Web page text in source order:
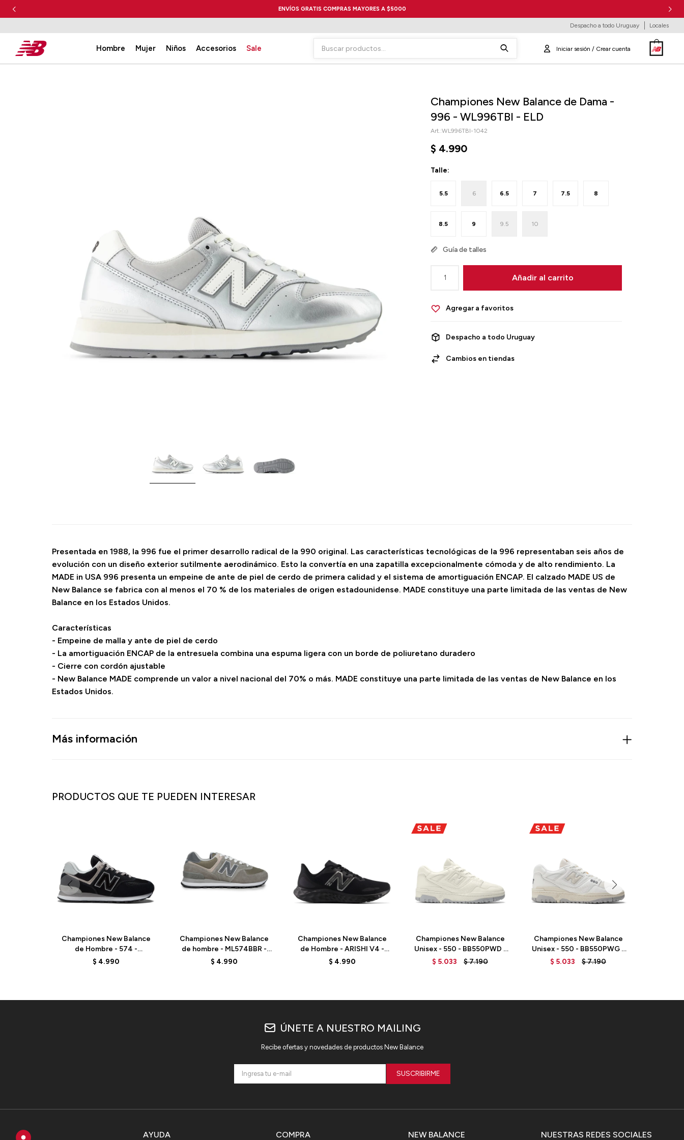
ENVÍOS GRATIS COMPRAS MAYORES A $5000
Hombre Mujer Niños Accesorios Sale
Despacho a todo Uruguay Locales
Championes New Balance de Dama -
996 - WL996TBI - ELD
WL996TBI-1042
$ 4.990
Talle:
5.5 6 6.5 7 7.5 8
8.5 9 9.5 10
Guía de talles
1 Añadir al carrito
Despacho a todo Uruguay
Cambios en tiendas
Presentada en 1988, la 996 fue el primer desarrollo radical de la 990 original. Las características tecnológicas de la 996 representaban seis años de
evolución con un diseño exterior sutilmente aerodinámico. Esto la convertía en una zapatilla excepcionalmente cómoda y de alto rendimiento. La
MADE in USA 996 presenta un empeine de ante de piel de cerdo de primera calidad y el sistema de amortiguación ENCAP. El calzado MADE US de
New Balance se fabrica con al menos el 70 % de los materiales de origen estadounidense. MADE constituye una parte limitada de las ventas de New
Balance en los Estados Unidos.
Características
- Empeine de malla y ante de piel de cerdo
- La amortiguación ENCAP de la entresuela combina una espuma ligera con un borde de poliuretano duradero
- Cierre con cordón ajustable
- New Balance MADE comprende un valor a nivel nacional del 70% o más. MADE constituye una parte limitada de las ventas de New Balance en los
Estados Unidos.
Más información
PRODUCTOS QUE TE PUEDEN INTERESAR
Championes New Balance
de Hombre - 574 -
ML574EVB - BLACK
$ 4.990
Championes New Balance
de hombre - ML574BBR -
GREY
$ 4.990
Championes New Balance
de Hombre - ARISHI V4 -
MARISSB4 - BLACK
$ 4.990
Championes New Balance
Unisex - 550 - BB550PWD -
TURTLEDOVE
$ 5.033 $7.190
Championes New Balance
Unisex - 550 - BB550PWG -
WHITE
$ 5.033 $7.190
AYUDA NEW BALANCE
COMPRA NUESTRAS REDES SOCIALES
ÚNETE A NUESTRO MAILING
Recibe ofertas y novedades de productos New Balance
SUSCRIBIRME